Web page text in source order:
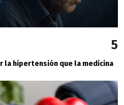
5
la hipertensión que la medicina